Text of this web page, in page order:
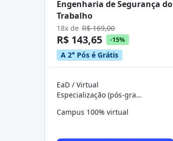
Engenharia de Segurança do
Trabalho
18x de R$ 169,00
R$ 143,65 -15%
A 2° Pós é Grátis
EaD / Virtual
Especialização (pós-graduação)
Campus 100% virtual